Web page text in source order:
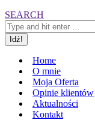
Szukaj:
SEARCH
Home
O mnie
Moja Oferta
Opinie klientów
Aktualności
Kontakt